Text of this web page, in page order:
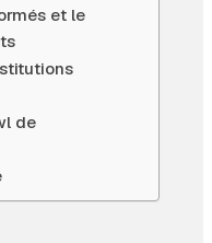
et le
de